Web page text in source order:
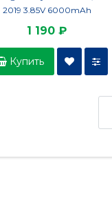
2019 3.85V 6000mAh
1 190 ₽
Купить